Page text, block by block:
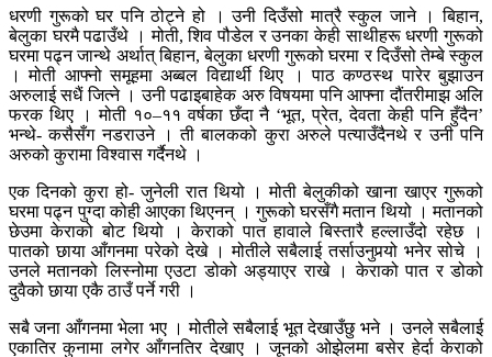
धरणी गुरूको घर पनि ठोट्ने हो । उनी दिउँसो मात्रै स्कुल जाने । बिहान,
बेलुका घरमै पढाउँथे । मोती, शिव पौडेल र उनका केही साथीहरू धरणी गुरूको
घरमा पढ्न जान्थे अर्थात् बिहान, बेलुका धरणी गुरूको घरमा र दिउँसो तेम्बे स्कुल
। मोती आफ्नो समूहमा अब्बल विद्यार्थी थिए । पाठ कण्ठस्थ पारेर बुझाउन
अरुलाई सधैं जित्ने । उनी पढाइबाहेक अरु विषयमा पनि आफ्ना दौंतरीमाझ अलि
फरक थिए । मोती १०–११ वर्षका छँदा नै ‘भूत, प्रेत, देवता केही पनि हुँदैन’
भन्थे- कसैसँग नडराउने । ती बालकको कुरा अरुले पत्याउँदैनथे र उनी पनि
अरुको कुरामा विश्वास गर्दैनथे ।
एक दिनको कुरा हो- जुनेली रात थियो । मोती बेलुकीको खाना खाएर गुरूको
घरमा पढ्न पुग्दा कोही आएका थिएनन् । गुरूको घरसँगै मतान थियो । मतानको
छेउमा केराको बोट थियो । केराको पात हावाले बिस्तारै हल्लाउँदो रहेछ ।
पातको छाया आँगनमा परेको देखे । मोतीले सबैलाई तर्साउनुपर्‍यो भनेर सोचे ।
उनले मतानको लिस्नोमा एउटा डोको अड्याएर राखे । केराको पात र डोको
दुवैको छाया एकै ठाउँ पर्ने गरी ।
सबै जना आँगनमा भेला भए । मोतीले सबैलाई भूत देखाउँछु भने । उनले सबैलाई
एकातिर कुनामा लगेर आँगनतिर देखाए । जूनको ओझेलमा बसेर हेर्दा केराको